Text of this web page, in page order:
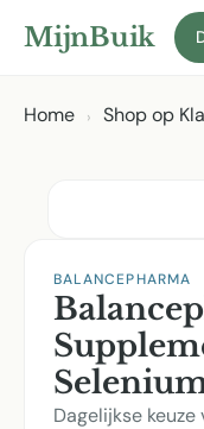
Naar hoofdinhoud
MijnBuik
Home Shop op
BALANCEPHARMA
Dagelijkse